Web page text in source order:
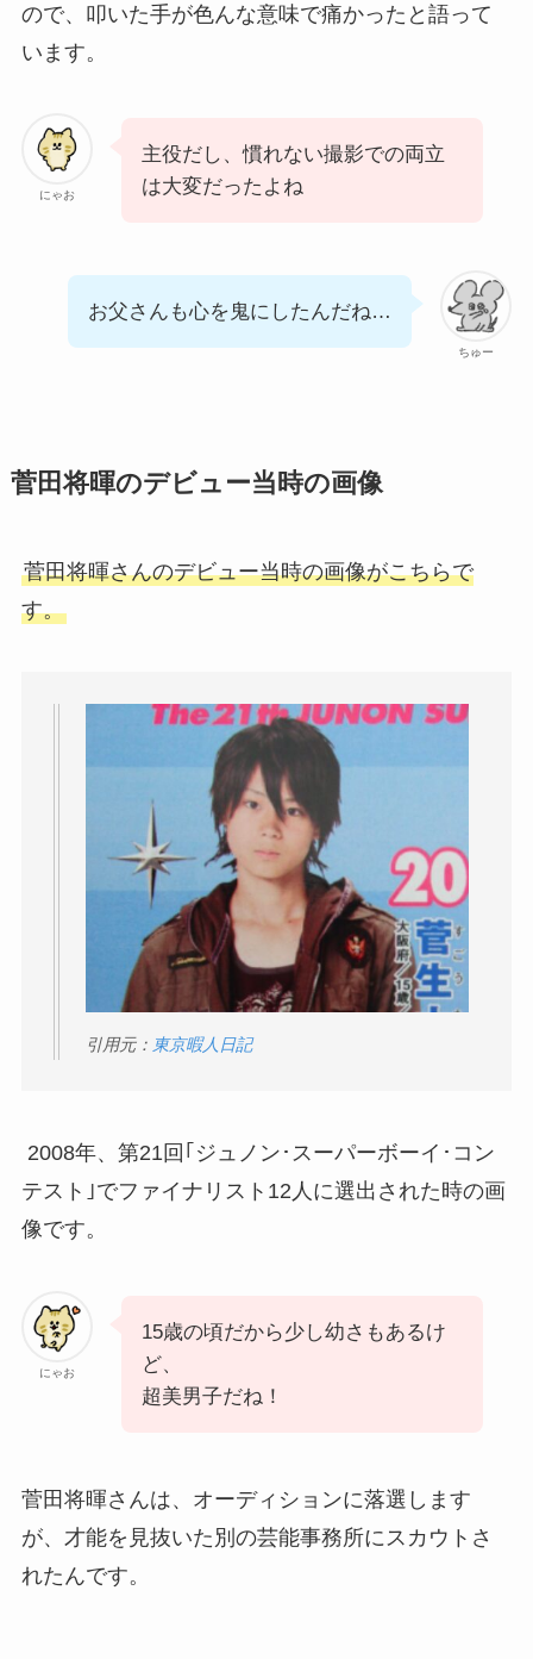
ので、叩いた手が色んな意味で痛かったと語って
います。
にゃお
主役だし、慣れない撮影での両立
は大変だったよね
ちゅー
お父さんも心を鬼にしたんだね…
菅田将暉のデビュー当時の画像
菅田将暉さんのデビュー当時の画像がこちらで
す。
引用元： 東京暇人日記
2008年、第21回｢ジュノン･スーパーボーイ･コン
テスト｣でファイナリスト12人に選出された時の画
像です。
にゃお
15歳の頃だから少し幼さもあるけ
ど、
超美男子だね！
菅田将暉さんは、オーディションに落選します
が、才能を見抜いた別の芸能事務所にスカウトさ
れたんです。